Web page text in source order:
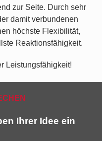
zur Seite. Durch sehr
damit verbundenen
höchste Flexibilität,
Reaktionsfähigkeit.
Leistungsfähigkeit!
Ihrer Idee ein